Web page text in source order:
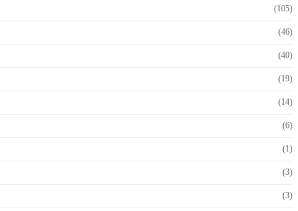
(105)
(46)
(40)
(19)
(14)
(6)
(1)
(3)
(3)